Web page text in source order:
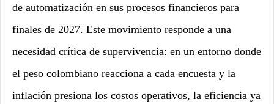
de automatización en sus procesos financieros para
finales de 2027. Este movimiento responde a una
necesidad crítica de supervivencia: en un entorno donde
el peso colombiano reacciona a cada encuesta y la
inflación presiona los costos operativos, la eficiencia ya